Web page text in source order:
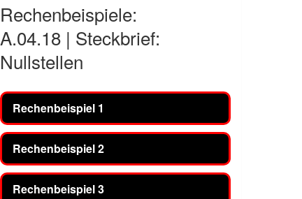
Rechenbeispiele:
A.04.18 | Steckbrief:
Nullstellen
Rechenbeispiel 1
Rechenbeispiel 2
Rechenbeispiel 3